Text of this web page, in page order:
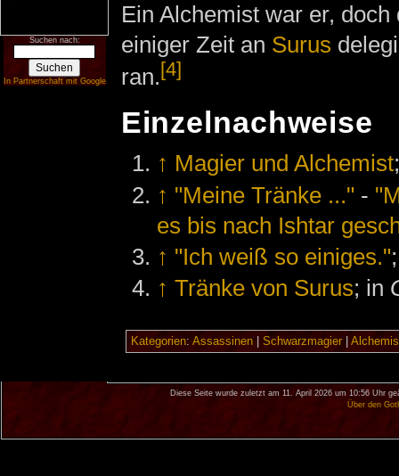
Suchen nach:
In Partnerschaft mit Google
Ein Alchemist war er,
einiger Zeit an Surus
ran.[4]
Einzelnachweise
↑ Magier und Alchemist
↑ "Meine Tränke ..." -
es bis nach Ishtar
↑ "Ich weiß so einiges."
↑ Tränke von Surus; in
Kategorien: Assassinen| Schwarzmagier|
Diese Seite wurde zuletzt am 11. April 2026 um 10:56 Uhr
Über den